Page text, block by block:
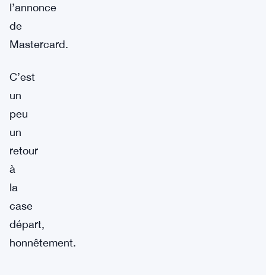
l’annonce
de
Mastercard.
C’est
un
peu
un
retour
à
la
case
départ,
honnêtement.